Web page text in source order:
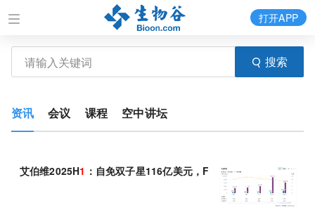
搜索
打开APP
资讯 会议 课程 空中讲坛
艾伯维2025H1 ：自免双子星116亿美元，FRα ADC增长76%